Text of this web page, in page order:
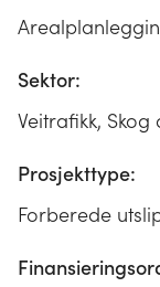
Sektor:
Veitrafikk,
Prosjekttype:
Forberede